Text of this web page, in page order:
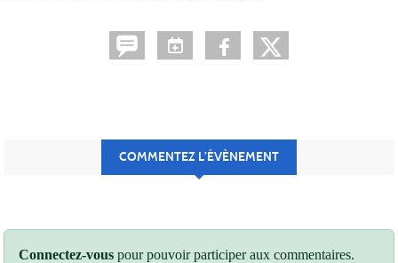
COMMENTEZ L’ÉVÈNEMENT
Connectez-vous pour pouvoir participer aux commentaires.